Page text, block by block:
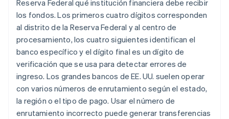
Reserva Federal qué institución financiera debe recibir
los fondos. Los primeros cuatro dígitos corresponden
al distrito de la Reserva Federal y al centro de
procesamiento, los cuatro siguientes identifican el
banco específico y el dígito final es un dígito de
verificación que se usa para detectar errores de
ingreso. Los grandes bancos de EE. UU. suelen operar
con varios números de enrutamiento según el estado,
la región o el tipo de pago. Usar el número de
enrutamiento incorrecto puede generar transferencias